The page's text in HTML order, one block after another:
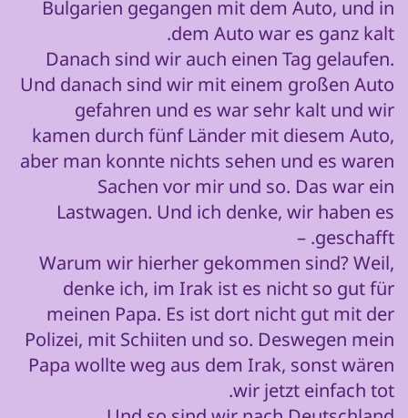
Bulgarien gegangen mit dem Auto, und in
dem Auto war es ganz kalt.
Danach sind wir auch einen Tag gelaufen.
Und danach sind wir mit einem großen Auto
gefahren und es war sehr kalt und wir
kamen durch fünf Länder mit diesem Auto,
aber man konnte nichts sehen und es waren
Sachen vor mir und so. Das war ein
Lastwagen. Und ich denke, wir haben es
geschafft. –
Warum wir hierher gekommen sind? Weil,
denke ich, im Irak ist es nicht so gut für
meinen Papa. Es ist dort nicht gut mit der
Polizei, mit Schiiten und so. Deswegen mein
Papa wollte weg aus dem Irak, sonst wären
wir jetzt einfach tot.